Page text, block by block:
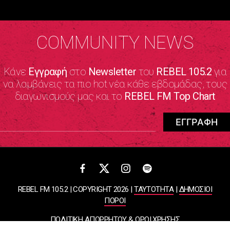
COMMUNITY NEWS
Κάνε Εγγραφήστο NewsletterτουREBEL 105.2για
να λαμβάνεις τα πιο hot νέα κάθε εβδομάδας, τους
διαγωνισμούς μας και το REBEL FM Top Chart
REBEL FM 105.2 | COPYRIGHT 2026 |ΤΑΥΤΟΤΗΤΑ| ΔΗΜΟΣΙΟΙ
ΠΟΡΟΙ
ΠΟΛΙΤΙΚΗ ΑΠΟΡΡΗΤΟΥ & ΟΡΟΙ ΧΡΗΣΗΣ